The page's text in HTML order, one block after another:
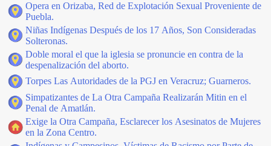
Opera en Orizaba, Red de Explotación Sexual Proveniente de
Puebla.
Niñas Indígenas Después de los 17 Años, Son Consideradas
Solteronas.
Doble moral el que la iglesia se pronuncie en contra de la
despenalización del aborto.
Torpes Las Autoridades de la PGJ en Veracruz; Guarneros.
Simpatizantes de La Otra Campaña Realizarán Mitin en el
Penal de Amatlán.
Exige la Otra Campaña, Esclarecer los Asesinatos de Mujeres
en la Zona Centro.